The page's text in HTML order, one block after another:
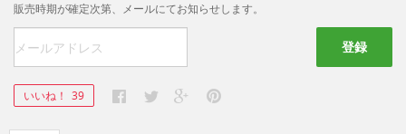
販売時期が確定次第、メールにてお知らせします。
登録
いいね！ 39